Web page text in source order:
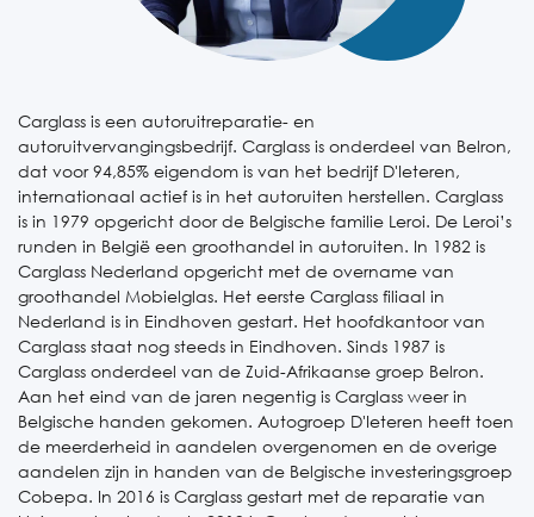
Carglass is een autoruitreparatie- en
autoruitvervangingsbedrijf. Carglass is onderdeel van Belron,
dat voor 94,85% eigendom is van het bedrijf D'Ieteren,
internationaal actief is in het autoruiten herstellen. Carglass
is in 1979 opgericht door de Belgische familie Leroi. De Leroi’s
runden in België een groothandel in autoruiten. In 1982 is
Carglass Nederland opgericht met de overname van
groothandel Mobielglas. Het eerste Carglass filiaal in
Nederland is in Eindhoven gestart. Het hoofdkantoor van
Carglass staat nog steeds in Eindhoven. Sinds 1987 is
Carglass onderdeel van de Zuid-Afrikaanse groep Belron.
Aan het eind van de jaren negentig is Carglass weer in
Belgische handen gekomen. Autogroep D'Ieteren heeft toen
de meerderheid in aandelen overgenomen en de overige
aandelen zijn in handen van de Belgische investeringsgroep
Cobepa. In 2016 is Carglass gestart met de reparatie van